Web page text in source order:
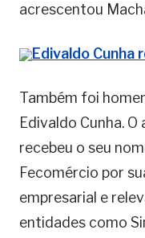
acrescentou
Edivaldo Cunha
Também foi
Edivaldo Cunha.
recebeu o seu
Fecomércio por
empresarial e
entidades como